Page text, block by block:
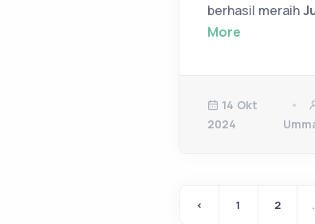
berhasil meraih
More
14 Okt
2024
‹ 1 2